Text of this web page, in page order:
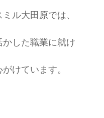
ル大田原では、
した職業に就け
けています。